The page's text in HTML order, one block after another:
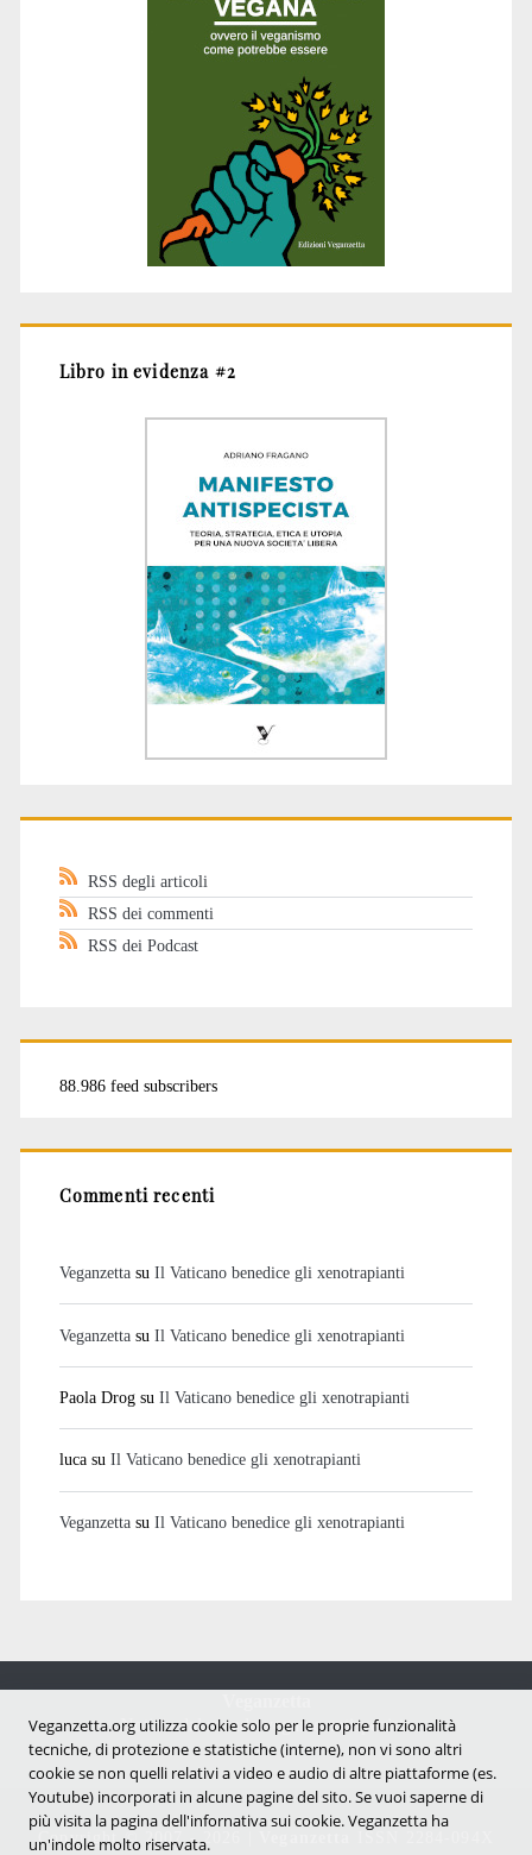
Libro in evidenza #2
RSS degli articoli
RSS dei commenti
RSS dei Podcast
88.986 feed subscribers
Commenti recenti
Veganzettasu Il Vaticano benedice gli xenotrapianti
Veganzettasu Il Vaticano benedice gli xenotrapianti
Paola Drogsu Il Vaticano benedice gli xenotrapianti
lucasu Il Vaticano benedice gli xenotrapianti
Veganzettasu Il Vaticano benedice gli xenotrapianti
Notizie dal mondo vegan e antispecista
Copyright © 2007 - 2026 |
Veganzetta.org utilizza cookie solo per le proprie funzionalità
tecniche, di protezione e statistiche (interne), non vi sono altri
cookie se non quelli relativi a video e audio di altre piattaforme (es.
Youtube) incorporati in alcune pagine del sito. Se vuoi saperne di
più visita la pagina dell'infornativa sui cookie. Veganzetta ha
un'indole molto riservata.